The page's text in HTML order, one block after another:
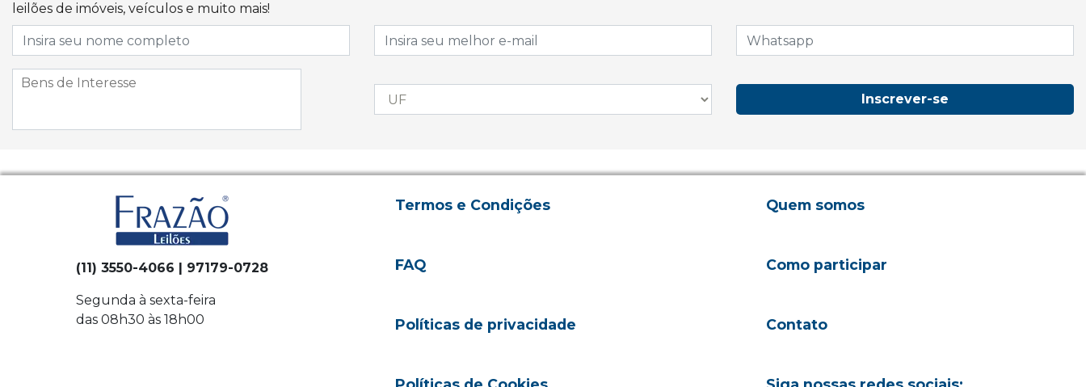
leilões de imóveis, veículos e muito mais!
Inscrever-se
(11) 3550-4066 | 97179-0728
Segunda à sexta-feira
das 08h30 às 18h00
Termos e Condições
FAQ
Políticas de privacidade
Quem somos
Como participar
Contato